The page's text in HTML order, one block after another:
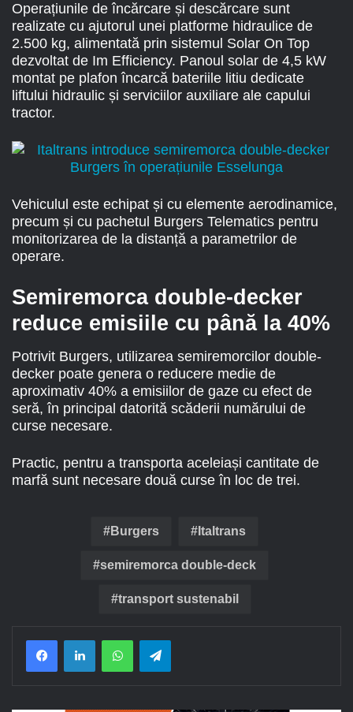
Operațiunile de încărcare și descărcare sunt
realizate cu ajutorul unei platforme hidraulice de
2.500 kg, alimentată prin sistemul Solar On Top
dezvoltat de Im Efficiency. Panoul solar de 4,5 kW
montat pe plafon încarcă bateriile litiu dedicate
liftului hidraulic și serviciilor auxiliare ale capului
tractor.
Vehiculul este echipat și cu elemente aerodinamice,
precum și cu pachetul Burgers Telematics pentru
monitorizarea de la distanță a parametrilor de
operare.
Semiremorca double-decker
reduce emisiile cu până la 40%
Potrivit Burgers, utilizarea semiremorcilor double-
decker poate genera o reducere medie de
aproximativ 40% a emisiilor de gaze cu efect de
seră, în principal datorită scăderii numărului de
curse necesare.
Practic, pentru a transporta aceleiași cantitate de
marfă sunt necesare două curse în loc de trei.
Burgers Italtrans
semiremorca double-deck
transport sustenabil